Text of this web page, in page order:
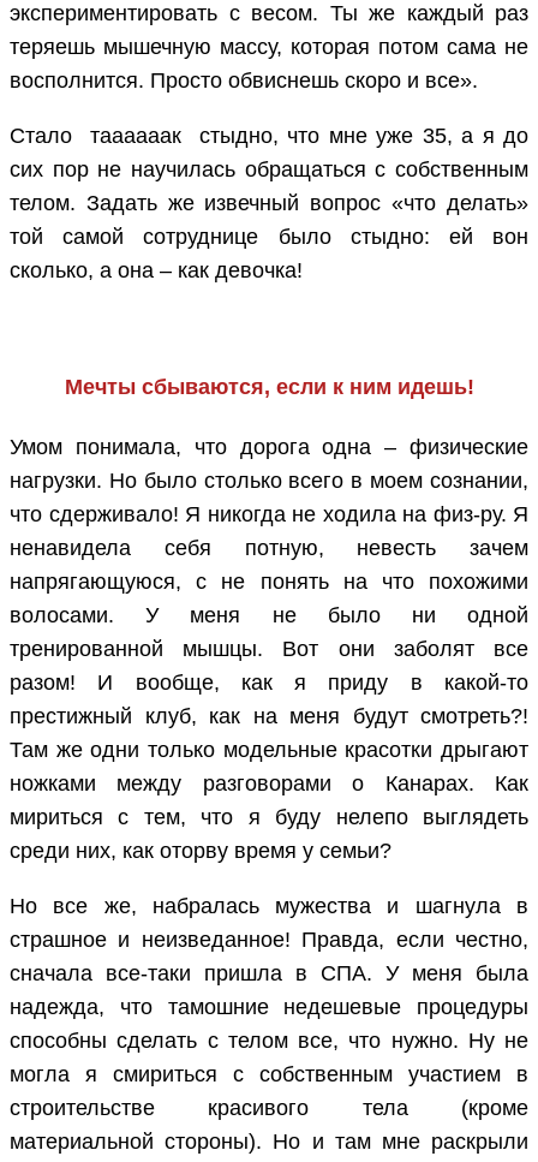
экспериментировать с весом. Ты же каждый раз
теряешь мышечную массу, которая потом сама не
восполнится. Просто обвиснешь скоро и все».
Стало тaaaaaaк стыдно, что мне уже 35, а я до
сих пор не научилась обращаться с собственным
телом. Задать же извечный вопрос «что делать»
той самой сотруднице было стыдно: ей вон
сколько, а она – как девочка!
Мечты сбываются, если к ним идешь!
Умом понимала, что дорога одна – физические
нагрузки. Но было столько всего в моем сознании,
что сдерживало! Я никогда не ходила на физ-ру. Я
ненавидела себя потную, невесть зачем
напрягающуюся, с не понять на что похожими
волосами. У меня не было ни одной
тренированной мышцы. Вот они заболят все
разом! И вообще, как я приду в какой-то
престижный клуб, как на меня будут смотреть?!
Там же одни только модельные красотки дрыгают
ножками между разговорами о Канарах. Как
мириться с тем, что я буду нелепо выглядеть
среди них, как оторву время у семьи?
Но все же, набралась мужества и шагнула в
страшное и неизведанное! Правда, если честно,
сначала все-таки пришла в СПА. У меня была
надежда, что тамошние недешевые процедуры
способны сделать с телом все, что нужно. Ну не
могла я смириться с собственным участием в
строительстве красивого тела (кроме
материальной стороны). Но и там мне раскрыли